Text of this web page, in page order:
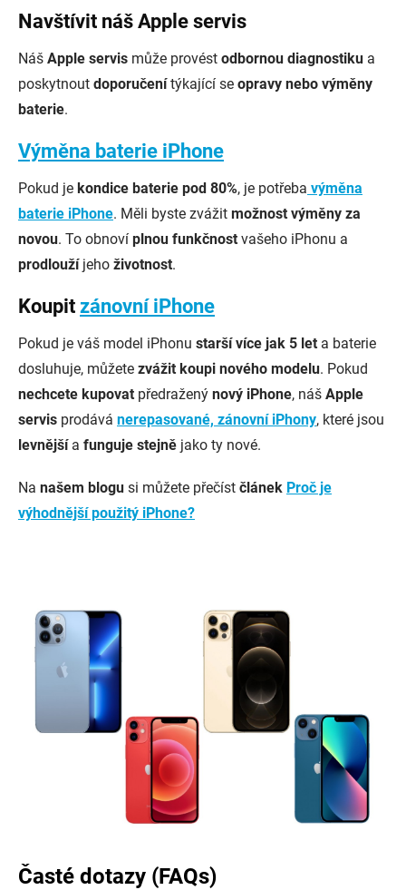
Navštívit náš Apple servis
Náš Apple servis může provést odbornou diagnostiku a
poskytnout doporučenítýkající se opravy nebo výměny
baterie.
Výměna baterie iPhone
Pokud je kondice baterie pod 80%, je potřeba výměna
baterie iPhone. Měli byste zvážit možnost výměny za
novou. To obnoví plnou funkčnost vašeho iPhonu a
prodloužíjeho životnost.
Koupit zánovní iPhone
Pokud je váš model iPhonu starší více jak 5 let a baterie
dosluhuje, můžete zvážit koupi nového modelu. Pokud
nechcete kupovat předražený nový iPhone, náš Apple
servis prodává nerepasované, zánovní iPhony, které jsou
levnějšía funguje stejně jako ty nové.
Na našem blogu si můžete přečíst článek Proč je
výhodnější použitý iPhone?
Časté dotazy (FAQs)